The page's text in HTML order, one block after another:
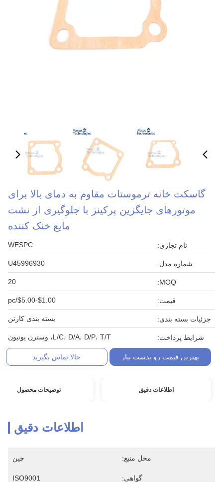
گاسکت خانه ترموستات مقاوم به دمای بالا برای
موتورهای جایگزین پرکینز با جلوگیری از نشت
مایع خنک کننده
نام تجاری: WESPC
شماره مدل: U45996930
MOQ:
20
قیمت: $1.00-$5.00/pc
جزئیات بسته بندی: بسته بندی کارتن
شرایط پرداخت: L/C، D/A، D/P، T/T، وسترن یونیون
بهترین قیمت رو بدست بیار حالا تماس بگیرید
اطلاعات دقیق توضیحات محصول
اطلاعات دقیق
محل منبع: چین
گواهی: ISO9001